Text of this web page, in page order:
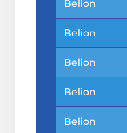
Belion
Belion
Belion
Belion
Belion